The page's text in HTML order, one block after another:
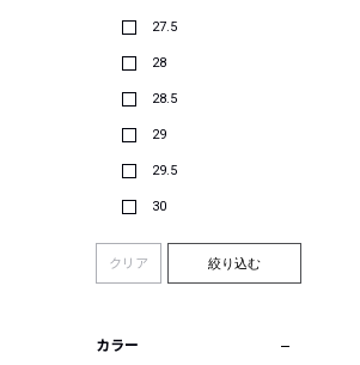
27.5
28
28.5
29
29.5
30
クリア 絞り込む
カラー